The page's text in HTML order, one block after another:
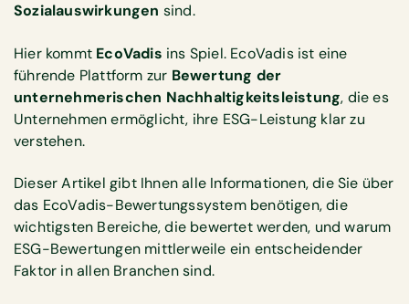
Sozialauswirkungen sind.
Hier kommt EcoVadis ins Spiel. EcoVadis ist eine
führende Plattform zur Bewertung der
unternehmerischen Nachhaltigkeitsleistung, die es
Unternehmen ermöglicht, ihre ESG-Leistung klar zu
verstehen.
Dieser Artikel gibt Ihnen alle Informationen, die Sie über
das EcoVadis-Bewertungssystem benötigen, die
wichtigsten Bereiche, die bewertet werden, und warum
ESG-Bewertungen mittlerweile ein entscheidender
Faktor in allen Branchen sind.